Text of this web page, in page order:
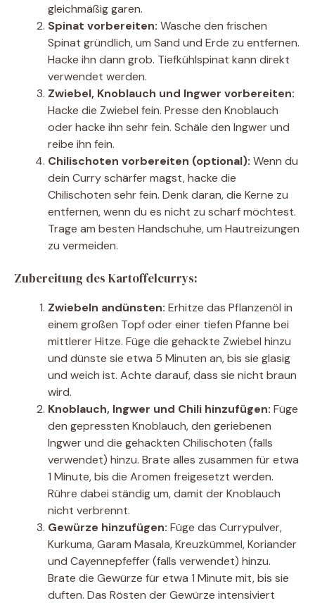
gleichmäßig garen.
Spinat vorbereiten: Wasche den frischen
Spinat gründlich, um Sand und Erde zu entfernen.
Hacke ihn dann grob. Tiefkühlspinat kann direkt
verwendet werden.
Zwiebel, Knoblauch und Ingwer vorbereiten:
Hacke die Zwiebel fein. Presse den Knoblauch
oder hacke ihn sehr fein. Schäle den Ingwer und
reibe ihn fein.
Chilischoten vorbereiten (optional): Wenn du
dein Curry schärfer magst, hacke die
Chilischoten sehr fein. Denk daran, die Kerne zu
entfernen, wenn du es nicht zu scharf möchtest.
Trage am besten Handschuhe, um Hautreizungen
zu vermeiden.
Zubereitung des Kartoffelcurrys:
Zwiebeln andünsten: Erhitze das Pflanzenöl in
einem großen Topf oder einer tiefen Pfanne bei
mittlerer Hitze. Füge die gehackte Zwiebel hinzu
und dünste sie etwa 5 Minuten an, bis sie glasig
und weich ist. Achte darauf, dass sie nicht braun
wird.
Knoblauch, Ingwer und Chili hinzufügen: Füge
den gepressten Knoblauch, den geriebenen
Ingwer und die gehackten Chilischoten (falls
verwendet) hinzu. Brate alles zusammen für etwa
1 Minute, bis die Aromen freigesetzt werden.
Rühre dabei ständig um, damit der Knoblauch
nicht verbrennt.
Gewürze hinzufügen: Füge das Currypulver,
Kurkuma, Garam Masala, Kreuzkümmel, Koriander
und Cayennepfeffer (falls verwendet) hinzu.
Brate die Gewürze für etwa 1 Minute mit, bis sie
duften. Das Rösten der Gewürze intensiviert